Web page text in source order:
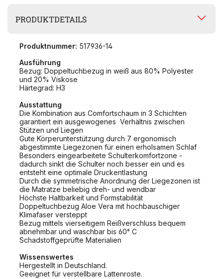
PRODUKTDETAILS
Produktnummer: 517936-14
Ausführung
Bezug: Doppeltuchbezug in weiß aus 80% Polyester
und 20% Viskose
Härtegrad: H3
Ausstattung
Die Kombination aus Comfortschaum in 3 Schichten
garantiert ein ausgewogenes Verhältnis zwischen
Stützen und Liegen
Gute Körperunterstützung durch 7 ergonomisch
abgestimmte Liegezonen für einen erholsamen Schlaf
Besonders eingearbeitete Schulterkomfortzone -
dadurch sinkt die Schulter noch besser ein und es
entsteht eine optimale Druckentlastung
Durch die symmetrische Anordnung der Liegezonen ist
die Matratze beliebig dreh- und wendbar
Höchste Haltbarkeit und Formstabilität
Doppeltuchbezug Aloe Vera mit hochbauschiger
Klimafaser versteppt
Bezug mittels vierseitigem Reißverschluss bequem
abnehmbar und waschbar bis 60° C
Schadstoffgeprüfte Materialien
Wissenswertes
Hergestellt in Deutschland.
Geeignet für verstellbare Lattenroste.